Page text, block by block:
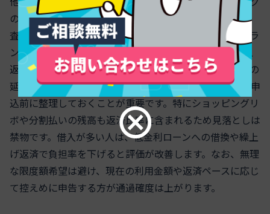
の枠と実利用、そして延滞履歴は、ACマスターカード審
査での評価を大きく左右します。ポイントは年収とのバラ
ンスです。総返済負担が高いほど可処分所得が圧迫され、
返済能力のスコアが下がります。短期の多重申込や直近の
延滞は「リスクシグナル」として強く認識されるため、申
込前に整理しておくことが重要です。特にショッピングリ
ボや分割払いの残高も返済比率に含まれるため見落としは
禁物です。借入が多い人は、低金利ローンへの借換や繰上
げ返済で負担率を下げると評価が改善します。なお、無理
な限度額希望は避け、現在の利用金額や返済ペースに応じ
て控えめに申告する方が通過確度は上がります。